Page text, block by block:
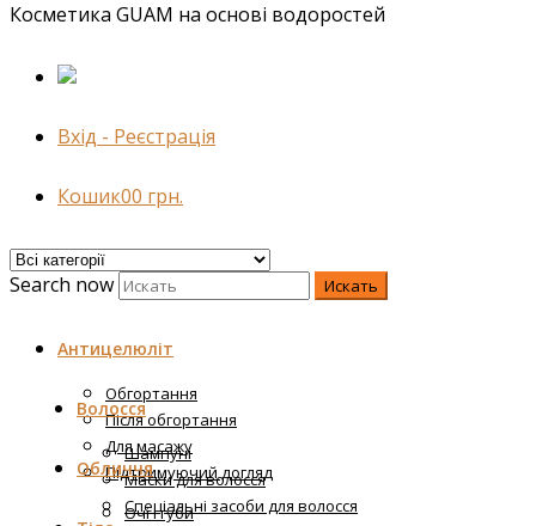
Косметика GUAM на основі водоростей
Вхід - Реєстрація
Кошик00 грн.
Search now Искать
Антицелюліт
Обгортання
Після обгортання
Для масажу
Підтримуючий догляд
Волосся
Шампуні
Маски для волосся
Спеціальні засоби для волосся
Обличчя
Очі і губи